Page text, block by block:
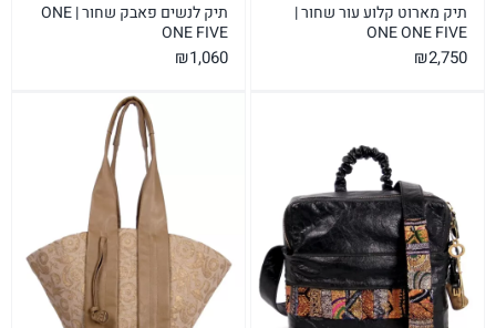
תיק מארוט קלוע עור שחור |
ONE ONE FIVE
₪2,750
תיק לנשים פאבק שחור | ONE
ONE FIVE
₪1,060